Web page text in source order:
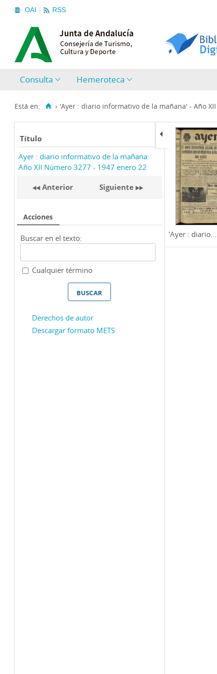
OAI RSS
Consulta Hemeroteca
Está en: › 'Ayer : diario informativo de la mañana' - Año
Título
Ayer : diario informativo de la mañana:
Año XII Número 3277 - 1947 enero 22
Anterior Siguiente
Acciones
Buscar en el texto:
Cualquier término
Derechos de autor
Descargar formato METS
'Ayer : diario...